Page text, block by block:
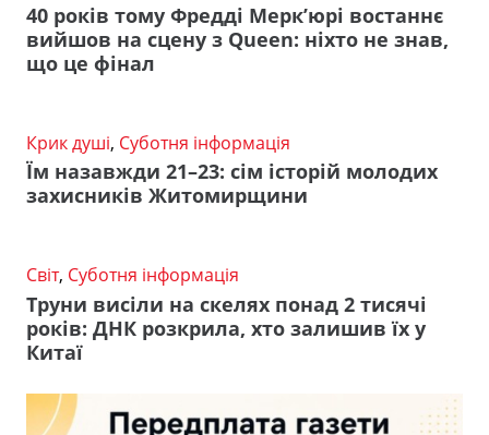
40 років тому Фредді Мерк’юрі востаннє
вийшов на сцену з Queen: ніхто не знав,
що це фінал
Крик душі, Суботня інформація
Їм назавжди 21–23: сім історій молодих
захисників Житомирщини
Світ, Суботня інформація
Труни висіли на скелях понад 2 тисячі
років: ДНК розкрила, хто залишив їх у
Китаї